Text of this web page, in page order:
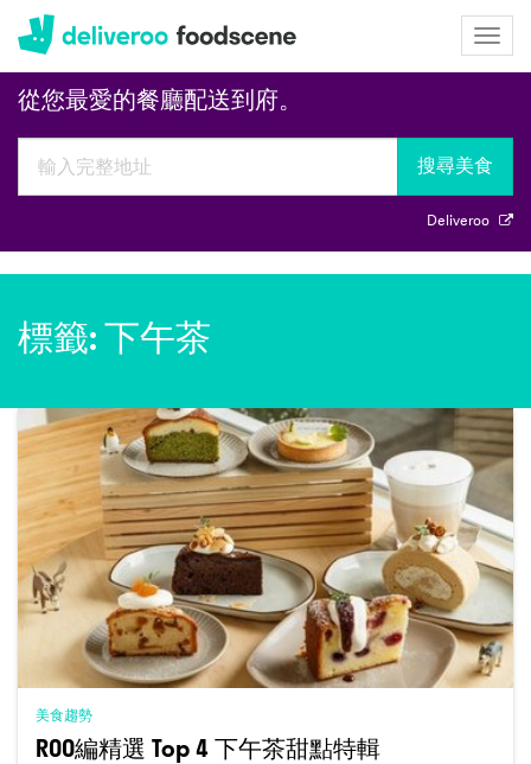
Deliveroo
標籤: 下午茶
美食趨勢
ROO編精選 Top 4 下午茶甜點特輯
從您最愛的餐廳配送到府。
搜尋美食
Deliveroo